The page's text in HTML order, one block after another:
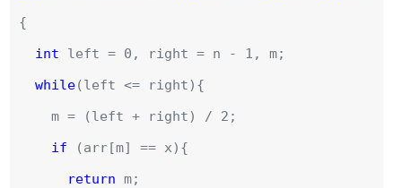
intleft = 0, right = n - 1, m;
while(left <= right){
m = (left + right) / 2;
if(arr[m] == x){
returnm;